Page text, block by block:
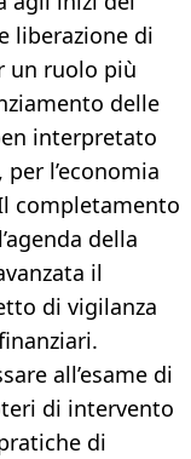
liberazione di
un ruolo più
delle
interpretato
l’economia
completamento
della
il
di vigilanza
all’esame di
di intervento
di